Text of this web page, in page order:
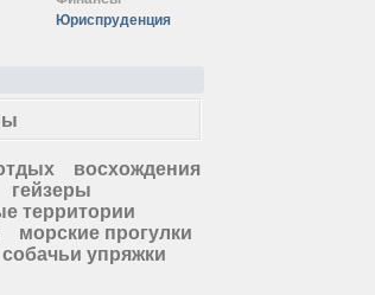
Юриспруденция
восхождения
гейзеры
территории
морские прогулки
собачьи упряжки